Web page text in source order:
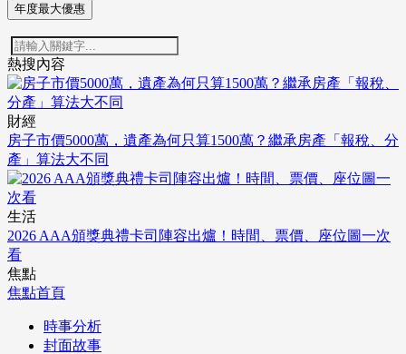
年度最大優惠
熱搜內容
財經
房子市價5000萬，遺產為何只算1500萬？繼承房產「報稅、分
產」算法大不同
生活
2026 AAA頒獎典禮卡司陣容出爐！時間、票價、座位圖一次
看
焦點
焦點首頁
時事分析
封面故事